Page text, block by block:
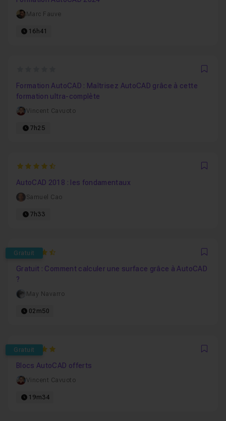
Marc Fauve
16h41
Formation AutoCAD : Maîtrisez AutoCAD grâce à cette
formation ultra-complète
Vincent Cavuoto
7h25
4.3636363636364
AutoCAD 2018 : les fondamentaux
Samuel Cao
7h33
Gratuit
4.3529411764706
Gratuit : Comment calculer une surface grâce à AutoCAD
?
May Navarro
02m50
Gratuit
5
Blocs AutoCAD offerts
Vincent Cavuoto
19m34